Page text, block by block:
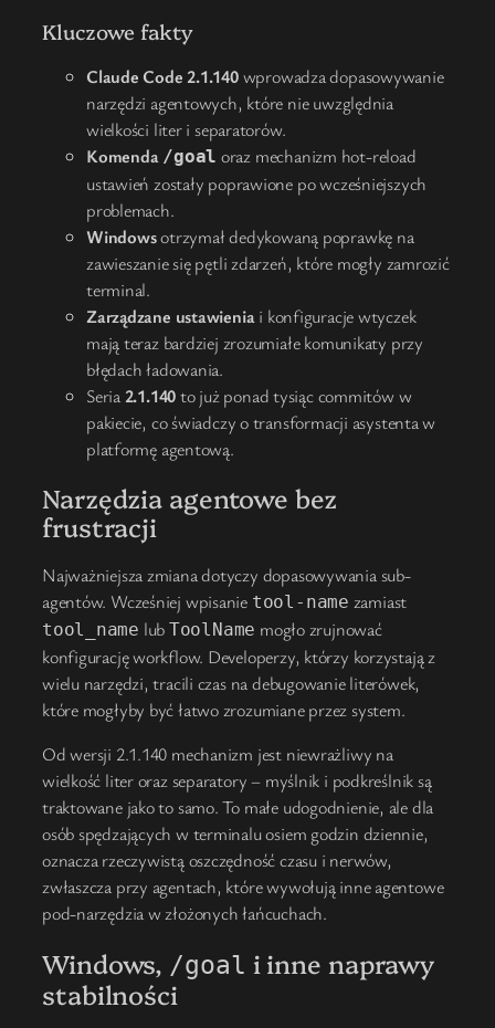
Kluczowe fakty
Claude Code 2.1.140wprowadza dopasowywanie
narzędzi agentowych, które nie uwzględnia
wielkości liter i separatorów.
Komenda /goal oraz mechanizm hot-reload
ustawień zostały poprawione po wcześniejszych
problemach.
Windowsotrzymał dedykowaną poprawkę na
zawieszanie się pętli zdarzeń, które mogły zamrozić
terminal.
Zarządzane ustawieniai konfiguracje wtyczek
mają teraz bardziej zrozumiałe komunikaty przy
błędach ładowania.
Seria 2.1.140to już ponad tysiąc commitów w
pakiecie, co świadczy o transformacji asystenta w
platformę agentową.
Narzędzia agentowe bez
frustracji
Najważniejsza zmiana dotyczy dopasowywania sub-
agentów. Wcześniej wpisanie tool-name zamiast
tool_name lub ToolName mogło zrujnować
konfigurację workflow. Developerzy, którzy korzystają z
wielu narzędzi, tracili czas na debugowanie literówek,
które mogłyby być łatwo zrozumiane przez system.
Od wersji 2.1.140 mechanizm jest niewrażliwy na
wielkość liter oraz separatory – myślnik i podkreślnik są
traktowane jako to samo. To małe udogodnienie, ale dla
osób spędzających w terminalu osiem godzin dziennie,
oznacza rzeczywistą oszczędność czasu i nerwów,
zwłaszcza przy agentach, które wywołują inne agentowe
pod-narzędzia w złożonych łańcuchach.
Windows, /goal i inne naprawy
stabilności